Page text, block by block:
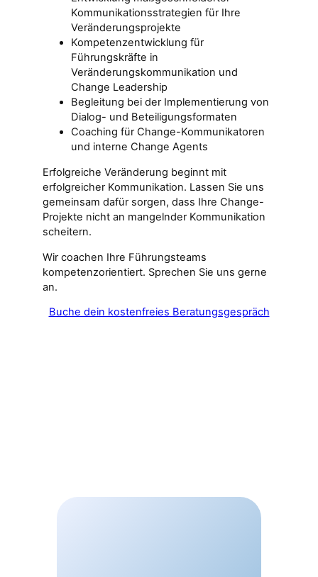
Kommunikationsstrategien für Ihre
Veränderungsprojekte
Kompetenzentwicklung für
Führungskräfte in
Veränderungskommunikation und
Change Leadership
Begleitung bei der Implementierung von
Dialog- und Beteiligungsformaten
Coaching für Change-Kommunikatoren
und interne Change Agents
Erfolgreiche Veränderung beginnt mit
erfolgreicher Kommunikation. Lassen Sie uns
gemeinsam dafür sorgen, dass Ihre Change-
Projekte nicht an mangelnder Kommunikation
scheitern.
Wir coachen Ihre Führungsteams
kompetenzorientiert. Sprechen Sie uns gerne
an.
Buche dein kostenfreies Beratungsgespräch